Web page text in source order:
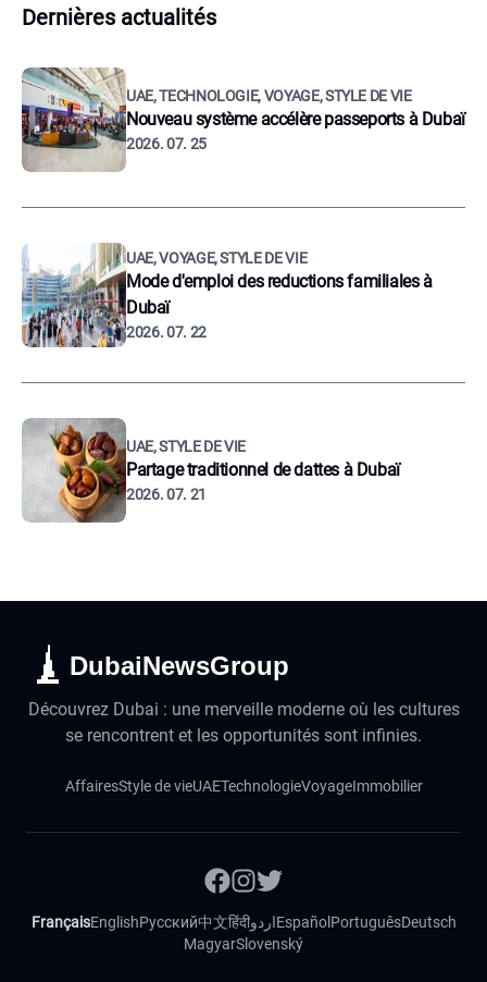
Dernières actualités
UAE, TECHNOLOGIE, VOYAGE, STYLE DE VIE
Nouveau système accélère passeports à Dubaï
2026. 07. 25
UAE, VOYAGE, STYLE DE VIE
Mode d'emploi des reductions familiales à
Dubaï
2026. 07. 22
UAE, STYLE DE VIE
Partage traditionnel de dattes à Dubaï
2026. 07. 21
DubaiNewsGroup
Découvrez Dubai : une merveille moderne où les cultures
se rencontrent et les opportunités sont infinies.
AffairesStyle de vieUAETechnologieVoyageImmobilier
FrançaisEnglishРусский中文हिंदीاردوEspañol PortuguêsDeutsch
MagyarSlovenský